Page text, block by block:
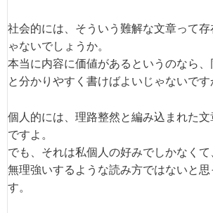
社会的には、そういう難解な文章って
ゃないでしょうか。
本当に内容に価値があるというのなら
と分かりやすく書けばよいじゃないです
個人的には、理路整然と編み込まれた文
ですよ。
でも、それは私個人の好みでしかなく
無理強いするような読み方ではないと
す。